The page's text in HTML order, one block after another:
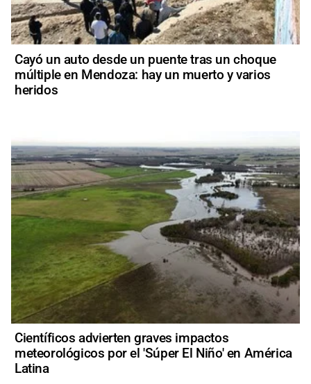
Cayó un auto desde un puente tras un choque
múltiple en Mendoza: hay un muerto y varios
heridos
Científicos advierten graves impactos
meteorológicos por el 'Súper El Niño' en América
Latina